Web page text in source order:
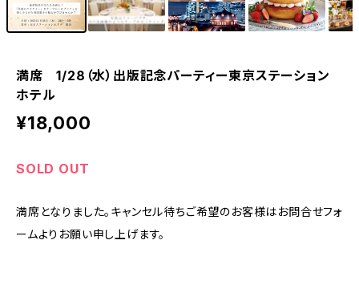
満席 1/28（水）出版記念パーティー東京ステーション
ホテル
¥18,000
SOLD OUT
満席となりました。キャンセル待ちご希望のお客様はお問合せフォ
ームよりお願い申し上げます。